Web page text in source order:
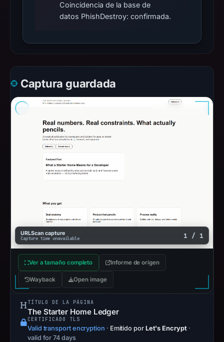
Coincidencia de la base de
datos PhishDestroy: confirmada.
Captura guardada
URLScan capture
Capture time unavailable 1 / 1
Ver a tamaño completo Informe de origen
Wayback Open image
TÍTULO DE LA PÁGINA
The Starter Home Ledger
CERTIFICADO TLS
Valid transport encryption · Emitido por Let's Encrypt ·
valid for 74 days